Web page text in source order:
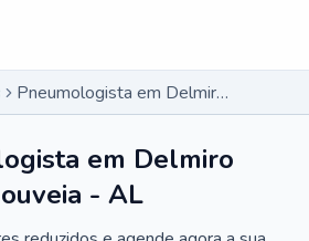
Pneumologista em Delmiro Gouveia - AL
em Delmiro
- AL